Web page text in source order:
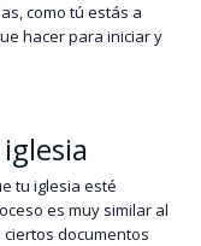
como tú estás a
hacer para iniciar y
tu iglesia esté
es muy similar al
documentos